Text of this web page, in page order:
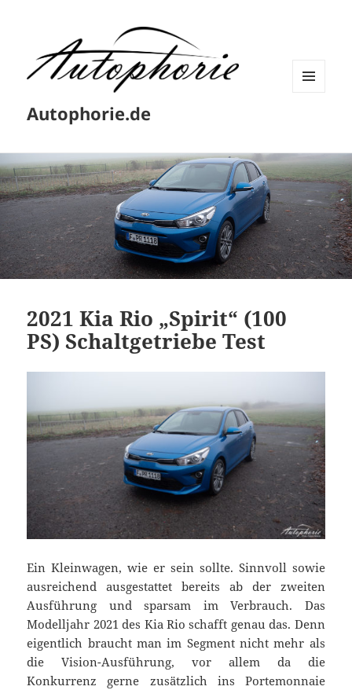
Autophorie.de
2021 Kia Rio „Spirit“ (100
PS) Schaltgetriebe Test
Ein Kleinwagen, wie er sein sollte. Sinnvoll sowie
ausreichend ausgestattet bereits ab der zweiten
Ausführung und sparsam im Verbrauch. Das
Modelljahr 2021 des Kia Rio schafft genau das. Denn
eigentlich braucht man im Segment nicht mehr als
die Vision-Ausführung, vor allem da die
Konkurrenz gerne zusätzlich ins Portemonnaie